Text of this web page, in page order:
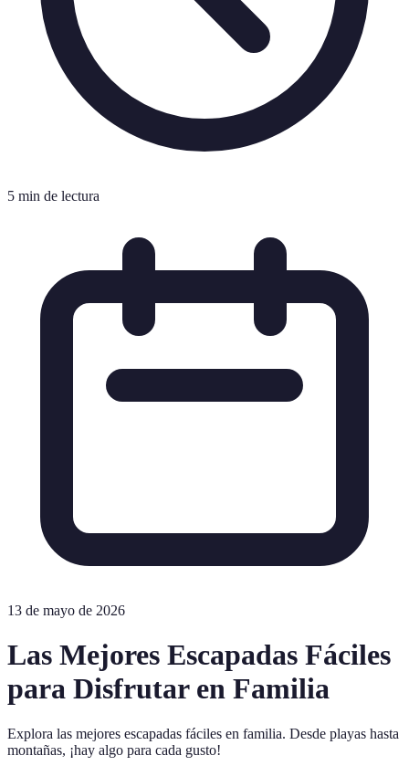
5 min de lectura
13 de mayo de 2026
Las Mejores Escapadas Fáciles
para Disfrutar en Familia
Explora las mejores escapadas fáciles en familia. Desde playas hasta
montañas, ¡hay algo para cada gusto!